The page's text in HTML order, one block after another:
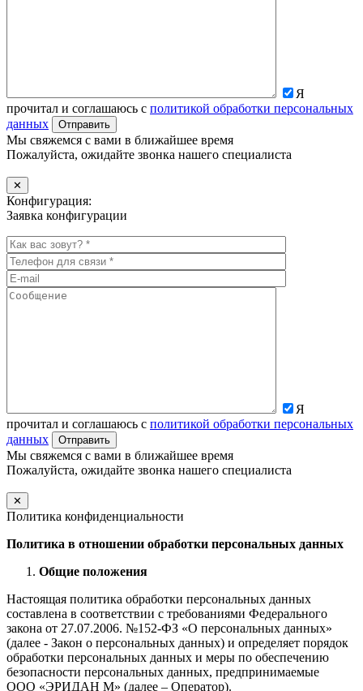
Я
прочитал и соглашаюсь с политикой обработки персональных
данных
Мы свяжемся с вами в ближайшее время
Пожалуйста, ожидайте звонка нашего специалиста
✕
Конфигурация:
Заявка конфигурации
Я
прочитал и соглашаюсь с политикой обработки персональных
данных
Мы свяжемся с вами в ближайшее время
Пожалуйста, ожидайте звонка нашего специалиста
✕
Политика конфиденциальности
Политика в отношении обработки персональных данных
Общие положения
Настоящая политика обработки персональных данных
составлена в соответствии с требованиями Федерального
закона от 27.07.2006. №152-ФЗ «О персональных данных»
(далее - Закон о персональных данных) и определяет порядок
обработки персональных данных и меры по обеспечению
безопасности персональных данных, предпринимаемые
ООО «ЭРИДАН М» (далее – Оператор).